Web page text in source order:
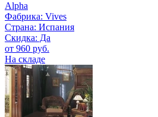
Alpha
Фабрика: Vives
Страна: Испания
Скидка: Да
от 960 руб.
На складе